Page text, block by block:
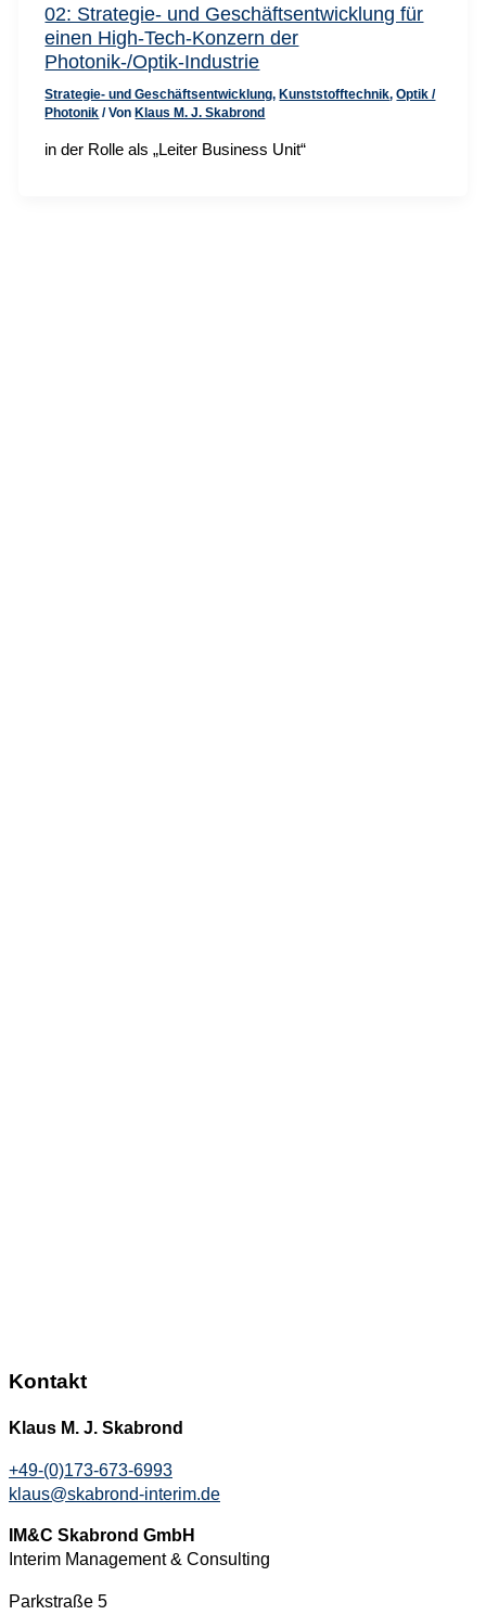
02: Strategie- und Geschäftsentwicklung für
einen High-Tech-Konzern der
Photonik-/Optik-Industrie
Strategie- und Geschäftsentwicklung,Kunststofftechnik,Optik /
Photonik / VonKlaus M. J. Skabrond
in der Rolle als „Leiter Business Unit“
Kontakt
Klaus M. J. Skabrond
+49-(0)173-673-6993
klaus@skabrond-interim.de
IM&C Skabrond GmbH
Interim Management & Consulting
Parkstraße 5